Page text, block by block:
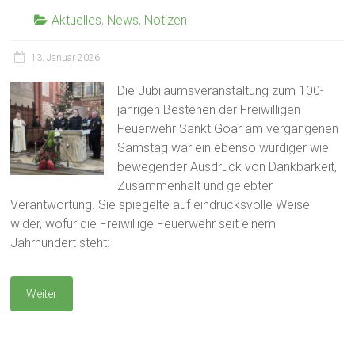
Aktuelles, News, Notizen
13. Januar 2026
Die Jubiläumsveranstaltung zum 100-
jährigen Bestehen der Freiwilligen
Feuerwehr Sankt Goar am vergangenen
Samstag war ein ebenso würdiger wie
bewegender Ausdruck von Dankbarkeit,
Zusammenhalt und gelebter
Verantwortung. Sie spiegelte auf eindrucksvolle Weise
wider, wofür die Freiwillige Feuerwehr seit einem
Jahrhundert steht:
Weiter